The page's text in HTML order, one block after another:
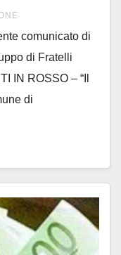
comunicato di
di Fratelli
IN ROSSO – “Il
di